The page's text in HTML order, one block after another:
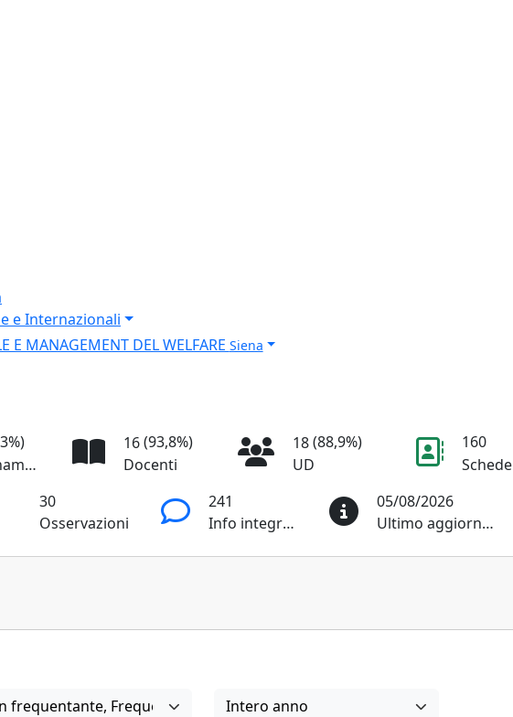
e Internazionali
E MANAGEMENT DEL WELFARE Siena
Insegnamenti
16(93,8%)
Docenti
18(88,9%)
UD
160
Schede
30
Osservazioni
241
Info integrative
05/08/2026
Ultimo aggiornamento
frequentante, Frequentante Intero anno